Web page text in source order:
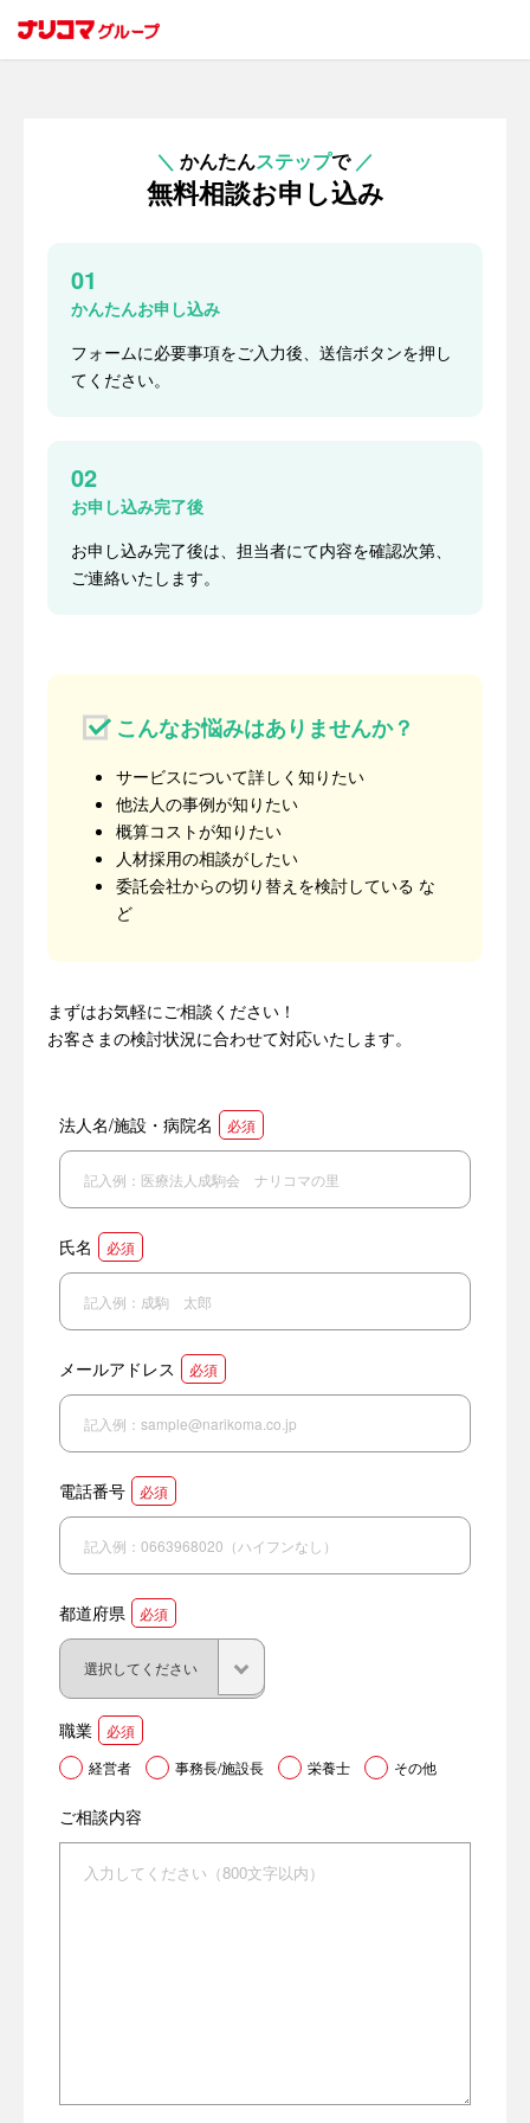
＼ かんたんステップで ／
無料相談お申し込み
01
かんたんお申し込み
フォームに必要事項をご入力後、送信ボタンを押し
てください。
02
お申し込み完了後
お申し込み完了後は、担当者にて内容を確認次第、
ご連絡いたします。
こんなお悩みはありませんか？
サービスについて詳しく知りたい
他法人の事例が知りたい
概算コストが知りたい
人材採用の相談がしたい
委託会社からの切り替えを検討している な
ど
まずはお気軽にご相談ください！
お客さまの検討状況に合わせて対応いたします。
法人名/施設・病院名 必須
氏名 必須
メールアドレス 必須
電話番号 必須
都道府県 必須
職業
必須
経営者
事務長/施設長 栄養士 その他
ご相談内容